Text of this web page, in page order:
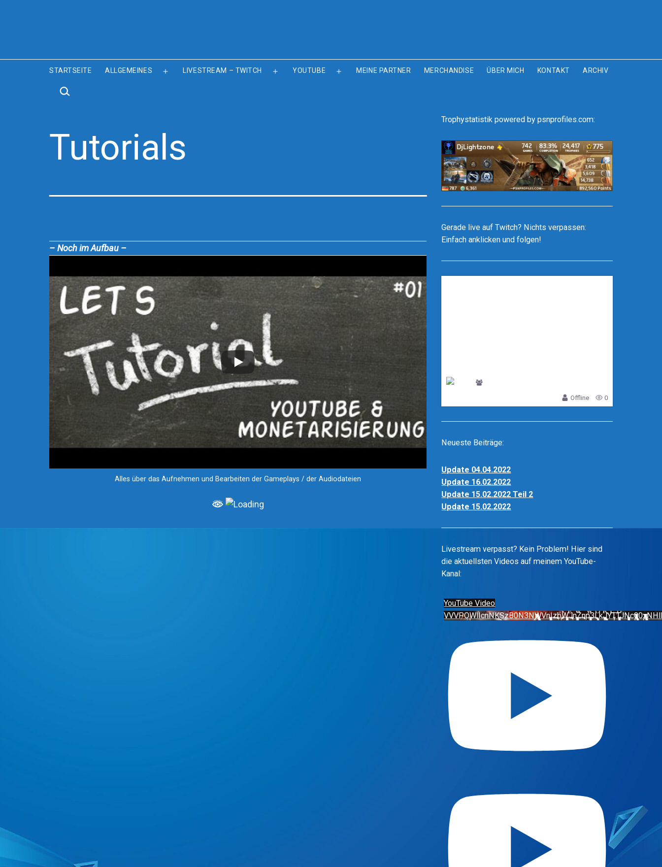
DerJörgZockt
STARTSEITE ALLGEMEINES LIVESTREAM – TWITCH YOUTUBE MEINE PARTNER MERCHANDISE ÜBER MICH KONTAKT ARCHIV
SUCHEN …
Tutorials
– Noch im Aufbau –
Alles über das Aufnehmen und Bearbeiten der Gameplays / der Audiodateien
Trophystatistik powered by psnprofiles.com:
Gerade live auf Twitch? Nichts verpassen:
Einfach anklicken und folgen!
Offline
0
Neueste Beiträge:
Update 04.04.2022
Update 16.02.2022
Update 15.02.2022 Teil 2
Update 15.02.2022
Livestream verpasst? Kein Problem! Hier sind
die aktuellsten Videos auf meinem YouTube-
Kanal:
YouTube Video